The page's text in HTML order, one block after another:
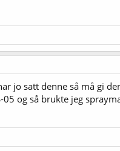
jo satt denne så må gi
og så brukte jeg